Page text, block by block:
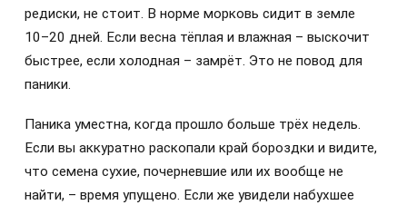
редиски, не стоит. В норме морковь сидит в земле
10–20 дней. Если весна тёплая и влажная – выскочит
быстрее, если холодная – замрёт. Это не повод для
паники.
Паника уместна, когда прошло больше трёх недель.
Если вы аккуратно раскопали край бороздки и видите,
что семена сухие, почерневшие или их вообще не
найти, – время упущено. Если же увидели набухшее